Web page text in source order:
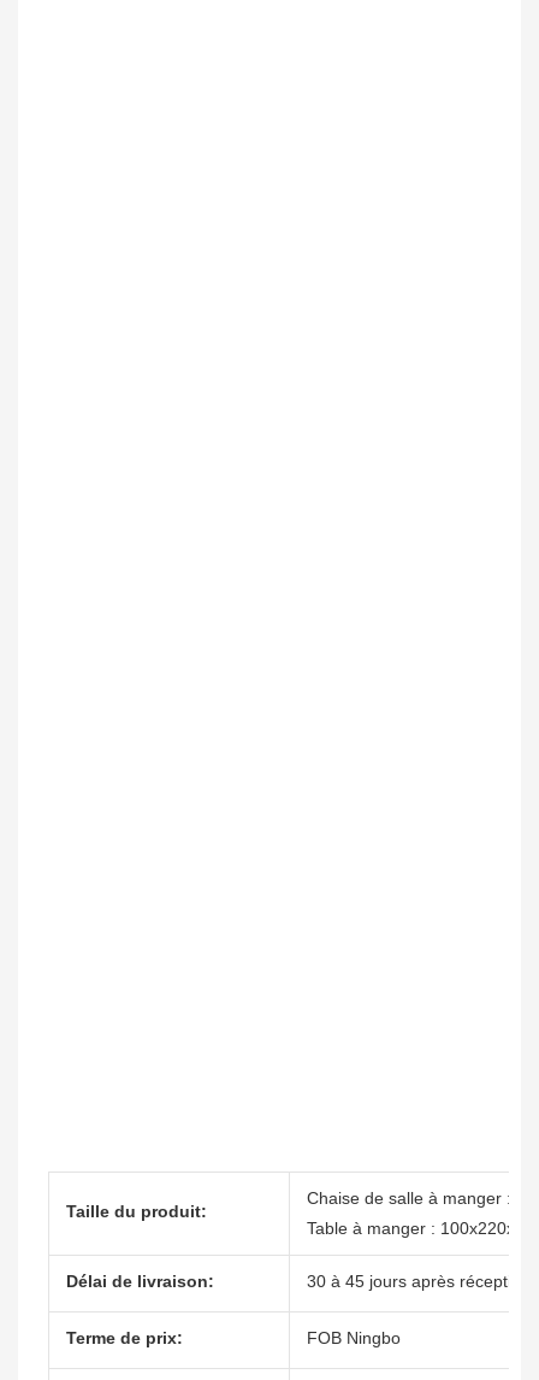
Taille du produit:
Chaise de salle à manger :
Table à manger :
Délai de livraison: 30 à 45 jours après réception
Terme de prix: FOB Ningbo